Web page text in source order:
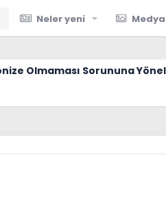
Neler yeni Medya
Olmaması Sorununa